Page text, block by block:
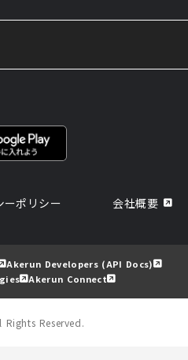
ーポリシー 会社概要
Akerun Developers (API Docs)
Akerun Connect
Reserved.